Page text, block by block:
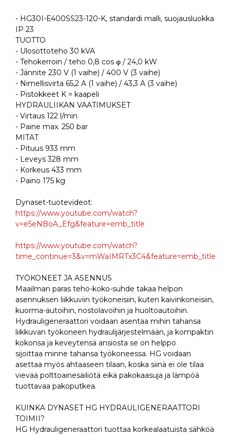
- HG30I-E400SS23-120-K, standardi malli, suojausluokka
IP 23
TUOTTO
- Ulosottoteho 30 kVA
- Tehokerroin / teho 0,8 cos φ / 24,0 kW
- Jännite 230 V (1 vaihe) / 400 V (3 vaihe)
- Nimellisvirta 65,2 A (1 vaihe) / 43,3 A (3 vaihe)
- Pistokkeet K = kaapeli
HYDRAULIIKAN VAATIMUKSET
- Virtaus 122 l/min
- Paine max. 250 bar
MITAT
- Pituus 933 mm
- Leveys 328 mm
- Korkeus 433 mm
- Paino 175 kg
Dynaset-tuotevideot:
https://www.youtube.com/watch?
v=e5eNBoA_Efg&feature=emb_title
https://www.youtube.com/watch?
time_continue=3&v=mWaIMRTx3C4&feature=emb_title
TYÖKONEET JA ASENNUS
Maailman paras teho-koko-suhde takaa helpon
asennuksen liikkuviin työkoneisiin, kuten kaivinkoneisiin,
kuorma-autoihin, nostolavoihin ja huoltoautoihin.
Hydrauligeneraattori voidaan asentaa mihin tahansa
liikkuvan työkoneen hydraulijärjestelmään, ja kompaktin
kokonsa ja keveytensä ansiosta se on helppo
sijoittaa minne tahansa työkoneessa. HG voidaan
asettaa myös ahtaaseen tilaan, koska siinä ei ole tilaa
vievää polttoainesäiliötä eikä pakokaasuja ja lämpöä
tuottavaa pakoputkea.
KUINKA DYNASET HG HYDRAULIGENERAATTORI
TOIMII?
HG Hydrauligeneraattori tuottaa korkealaatuista sähköä